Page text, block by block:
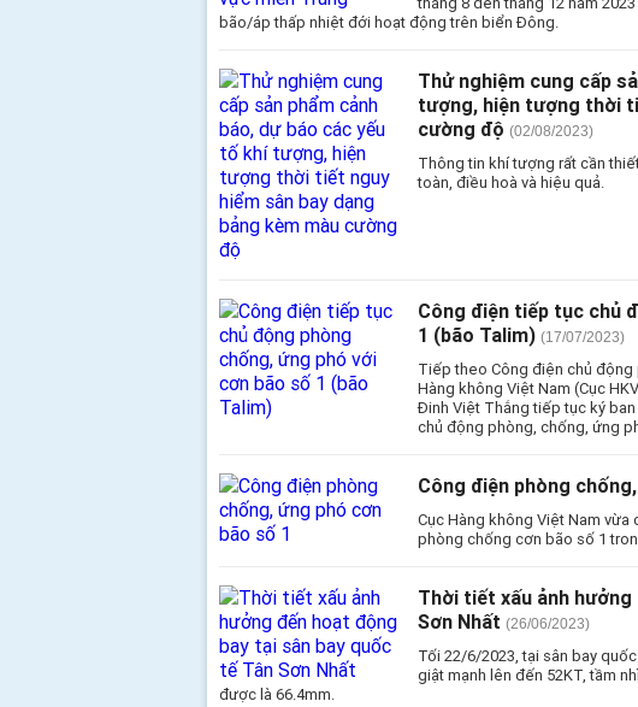
bão/áp thấp nhiệt đới hoạt động trên biển Đông.
Thử nghiệm cung cấp
tượng, hiện tượng thời
cường độ (02/08/2023)
Thông tin khí tượng rất cần
toàn, điều hoà và hiệu quả.
Công điện tiếp tục chủ
1 (bão Talim) (17/07/2023)
Tiếp theo Công điện chủ
Hàng không Việt Nam (Cục
Đinh Việt Thắng tiếp tục ký
chủ động phòng, chống, ứng
Công điện phòng
Cục Hàng không Việt Nam
phòng chống cơn bão số 1
Thời tiết xấu ảnh
Sơn Nhất (26/06/2023)
Tối 22/6/2023, tại sân bay
giật mạnh lên đến 52KT, tầm
được là 66.4mm.